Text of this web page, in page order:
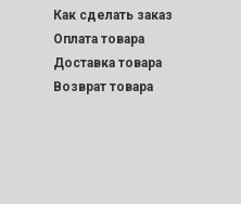
Как сделать заказ
Оплата товара
Доставка товара
Возврат товара